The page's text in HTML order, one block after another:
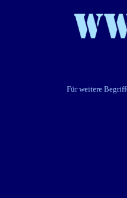
Für weitere